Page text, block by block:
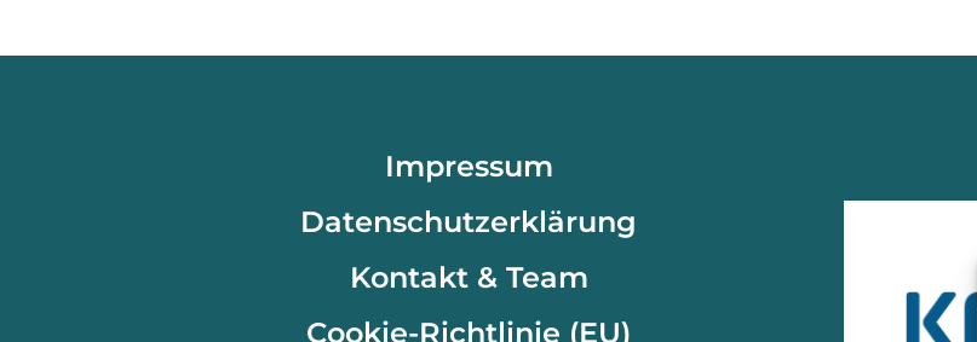
Impressum
Datenschutzerklärung
Kontakt & Team
Cookie-Richtlinie (EU)